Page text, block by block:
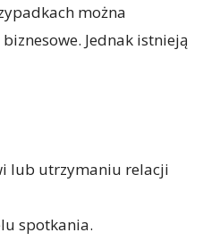
można
Jednak istnieją
lub utrzymaniu relacji
spotkania.